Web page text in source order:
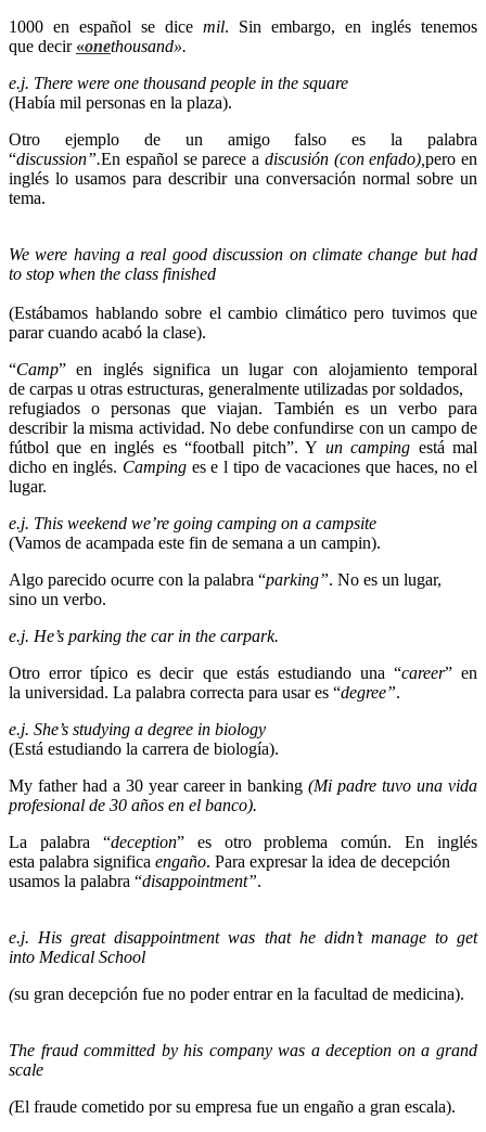
1000 en español se dice mil. Sin embargo, en inglés tenemos
que decir «onethousand».
e.j. There were one thousand people in the square
(Había mil personas en la plaza).
Otro ejemplo de un amigo falso es la palabra
“discussion”.En español se parece a discusión (con enfado),pero en
inglés lo usamos para describir una conversación normal sobre un
tema.
We were having a real good discussion on climate change but had
to stop when the class finished
(Estábamos hablando sobre el cambio climático pero tuvimos que
parar cuando acabó la clase).
“Camp” en inglés significa un lugar con alojamiento temporal
de carpas u otras estructuras, generalmente utilizadas por soldados,
refugiados o personas que viajan. También es un verbo para
describir la misma actividad. No debe confundirse con un campo de
fútbol que en inglés es “football pitch”. Y un camping está mal
dicho en inglés. Camping es e l tipo de vacaciones que haces, no el
lugar.
e.j. This weekend we’re going camping on a campsite
(Vamos de acampada este fin de semana a un campin).
Algo parecido ocurre con la palabra “parking”. No es un lugar,
sino un verbo.
e.j. He’s parking the car in the carpark.
Otro error típico es decir que estás estudiando una “career” en
la universidad. La palabra correcta para usar es “degree”.
e.j. She’s studying a degree in biology
(Está estudiando la carrera de biología).
My father had a 30 year career in banking(Mi padre tuvo una vida
profesional de 30 años en el banco).
La palabra “deception” es otro problema común. En inglés
esta palabra significa engaño. Para expresar la idea de decepción
usamos la palabra “disappointment”.
e.j. His great disappointment was that he didn’t manage to get
into Medical School
(su gran decepción fue no poder entrar en la facultad de medicina).
The fraud committed by his company was a deception on a grand
scale
(El fraude cometido por su empresa fue un engaño a gran escala).